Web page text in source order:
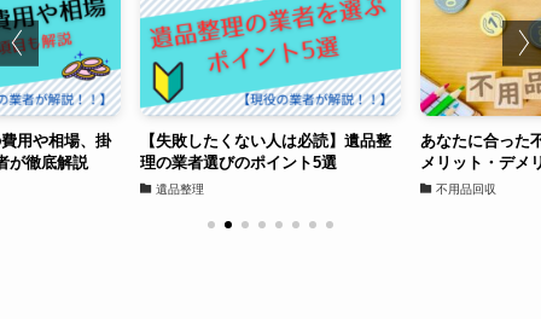
用や相場、掛
が徹底解説
【失敗したくない人は必読】遺品整
理の業者選びのポイント5選
遺品整理
あなたに合った
メリット・デメ
不用品回収